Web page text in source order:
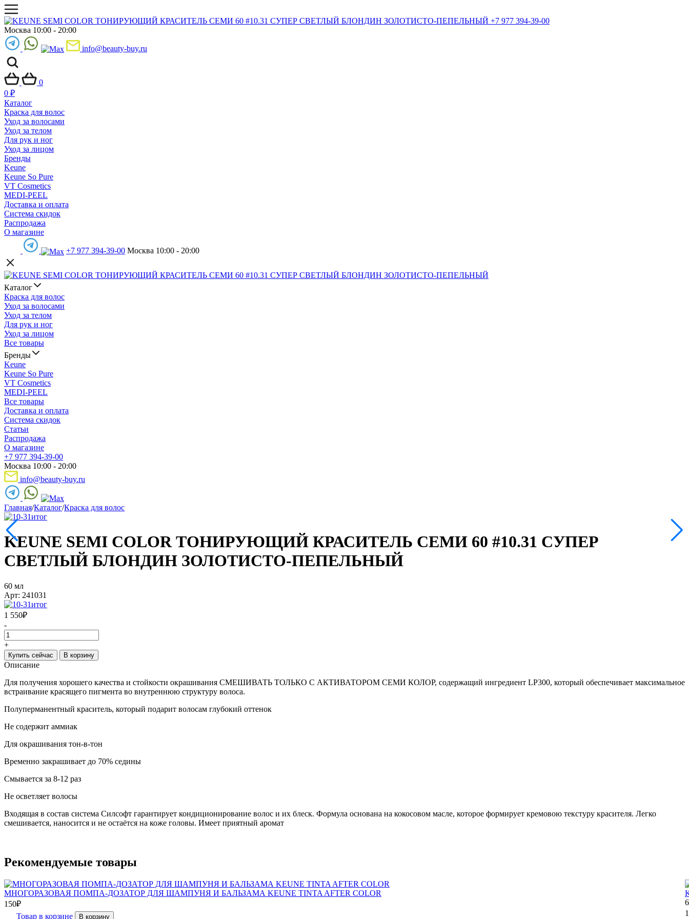
+7 977 394-39-00
Москва 10:00 - 20:00
info@beauty-buy.ru
0
0 ₽
Каталог
Краска для волос
Уход за волосами
Уход за телом
Для рук и ног
Уход за лицом
Бренды
Keune
Keune So Pure
VT Cosmetics
MEDI-PEEL
Доставка и оплата
Система скидок
Распродажа
О магазине
+7 977 394-39-00 Москва 10:00 - 20:00
Каталог
Краска для волос
Уход за волосами
Уход за телом
Для рук и ног
Уход за лицом
Все товары
Бренды
Keune
Keune So Pure
VT Cosmetics
MEDI-PEEL
Все товары
Доставка и оплата
Система скидок
Статьи
Распродажа
О магазине
+7 977 394-39-00
Москва 10:00 - 20:00
info@beauty-buy.ru
Главная/Каталог/Краска для волос
KEUNE SEMI COLOR ТОНИРУЮЩИЙ КРАСИТЕЛЬ СЕМИ 60 #10.31 СУПЕР
СВЕТЛЫЙ БЛОНДИН ЗОЛОТИСТО-ПЕПЕЛЬНЫЙ
60 мл
Арт: 241031
1 550₽
-
+
Купить сейчас В корзину
Описание
Для получения хорошего качества и стойкости окрашивания СМЕШИВАТЬ ТОЛЬКО С АКТИВАТОРОМ СЕМИ КОЛОР, содержащий ингредиент LP300, который обеспечивает максимальное
встраивание красящего пигмента во внутреннюю структуру волоса.
Полуперманентный краситель, который подарит волосам глубокий оттенок
Не содержит аммиак
Для окрашивания тон-в-тон
Временно закрашивает до 70% седины
Смывается за 8-12 раз
Не осветляет волосы
Входящая в состав система Силсофт гарантирует кондиционирование волос и их блеск. Формула основана на кокосовом масле, которое формирует кремовою текстуру красителя. Легко
смешивается, наносится и не остаётся на коже головы. Имеет приятный аромат
Рекомендуемые товары
МНОГОРАЗОВАЯ ПОМПА-ДОЗАТОР ДЛЯ ШАМПУНЯ И БАЛЬЗАМА KEUNE TINTA AFTER COLOR
150₽
Товар в корзине
В корзину